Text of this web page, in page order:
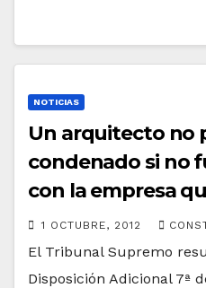
NOTICIAS
Un arquitecto no
condenado si no
con la empresa
1 OCTUBRE, 2012
El Tribunal Supremo
Disposición Adicional 7ª